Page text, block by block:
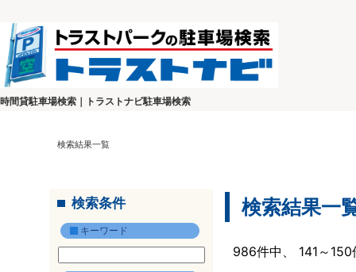
時間貸駐車場検索｜トラストナビ駐車場検索
検索結果一覧
検索条件
キーワード
検索結果一
986件中、 141～